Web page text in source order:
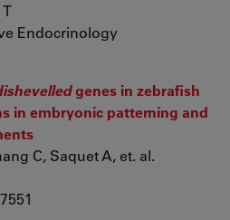
Endocrinology
genes in zebrafish
in embryonic patterning and
C, Saquet A, et. al.